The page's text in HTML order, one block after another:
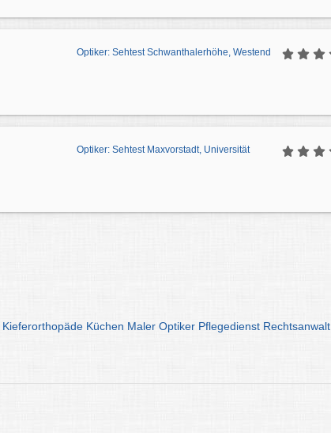
Optiker: Sehtest Schwanthalerhöhe, Westend
Optiker: Sehtest Maxvorstadt, Universität
Kieferorthopäde Küchen Maler Optiker Pflegedienst Rechtsanwalt